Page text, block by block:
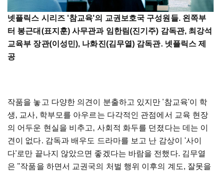
넷플릭스 시리즈 '참교육'의 교권보호국 구성원들. 왼쪽부
터 봉근대(표지훈) 사무관과 임한림(진기주) 감독관, 최강석
교육부 장관(이성민), 나화진(김무열) 감독관. 넷플릭스 제
공
작품을 놓고 다양한 의견이 분출하고 있지만 '참교육'이 학
생, 교사, 학부모를 아우르는 다각적인 관점에서 교육 현장
의 어두운 현실을 비추고, 사회적 화두를 던졌다는 데는 이
견이 없다. 감독과 배우도 드라마를 보고 난 감상이 '사이
다'로만 끝나지 않았으면 좋겠다는 바람을 전했다. 김무열
은 "작품을 하면서 교권국의 처벌 행위 이후의 계도, 잘못을